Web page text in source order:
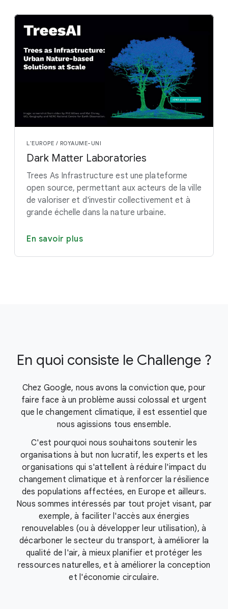
L'EUROPE / ROYAUME-UNI
Dark Matter Laboratories
Trees As Infrastructure est une plateforme
open source, permettant aux acteurs de la ville
de valoriser et d'investir collectivement et à
grande échelle dans la nature urbaine.
En savoir plus
En quoi consiste le Challenge ?
Chez Google, nous avons la conviction que, pour
faire face à un problème aussi colossal et urgent
que le changement climatique, il est essentiel que
nous agissions tous ensemble.
C'est pourquoi nous souhaitons soutenir les
organisations à but non lucratif, les experts et les
organisations qui s'attellent à réduire l'impact du
changement climatique et à renforcer la résilience
des populations affectées, en Europe et ailleurs.
Nous sommes intéressés par tout projet visant, par
exemple, à faciliter l'accès aux énergies
renouvelables (ou à développer leur utilisation), à
décarboner le secteur du transport, à améliorer la
qualité de l'air, à mieux planifier et protéger les
ressources naturelles, et à améliorer la conception
et l'économie circulaire.